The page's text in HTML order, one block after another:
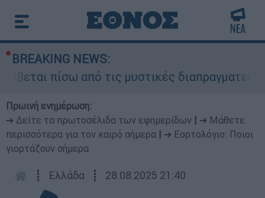
BREAKING NEWS:
πίσω από τις μυστικές
Πρωινή ενημέρωση:
➔ Δείτε τα πρωτοσέλιδα των εφημερίδων
➔ Μάθετε
περισσότερα για τον καιρό σήμερα
➔ Εορτολόγιο: Ποιοι
γιορτάζουν σήμερα
┋ Ελλάδα ┋ 28.08.2025 21:40